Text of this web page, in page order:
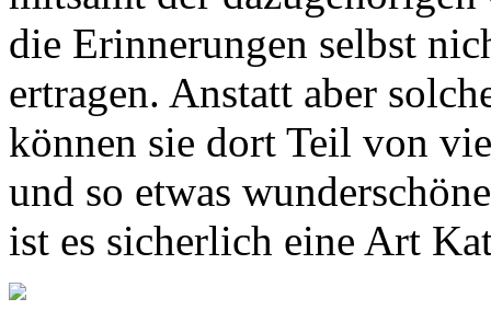
die Erinnerungen selbst
ertragen. Anstatt aber
können sie dort Teil von
und so etwas
ist es sicherlich eine Art